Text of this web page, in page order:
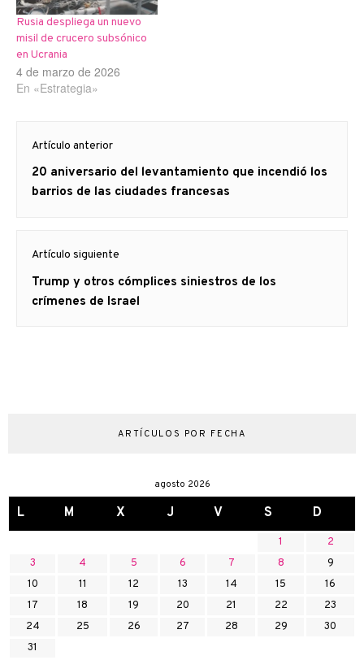
Rusia despliega un nuevo
misil de crucero subsónico
en Ucrania
4 de marzo de 2026
En «Estrategia»
de
entradas
Artículo anterior
Artículo
anterior
20 aniversario del levantamiento que incendió los
barrios de las ciudades francesas
Artículo siguiente
Artículo
siguiente:
Trump y otros cómplices siniestros de los
crímenes de Israel
ARTÍCULOS POR FECHA
agosto 2026
L M X J V S D
1
2
3
4 5 6 7 8
9
10
11 12 13 14 15
16
17
18 19 20 21 22
23
24
25 26 27 28 29
30
31